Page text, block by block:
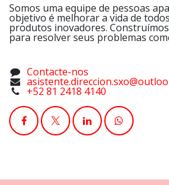
Somos uma equipe de pessoas
objetivo é melhorar a vida de
produtos inovadores.
para resolver seus problemas
Contacte-nos
+52 81 2418 4140